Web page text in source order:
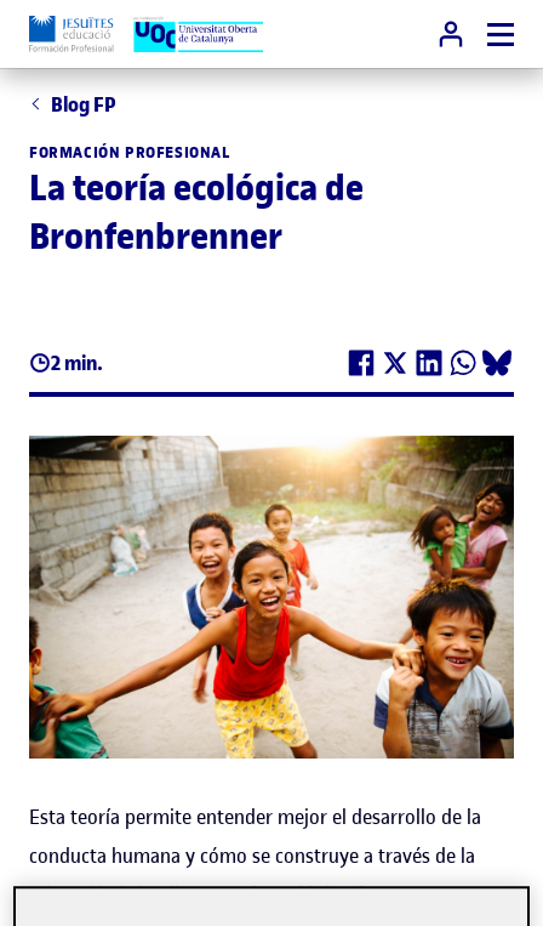
Blog FP
FORMACIÓN PROFESIONAL
La teoría ecológica de
Bronfenbrenner
2 min.
Esta teoría permite entender mejor el desarrollo de la
conducta humana y cómo se construye a través de la
Educación infantil. Lateoría ecológica de